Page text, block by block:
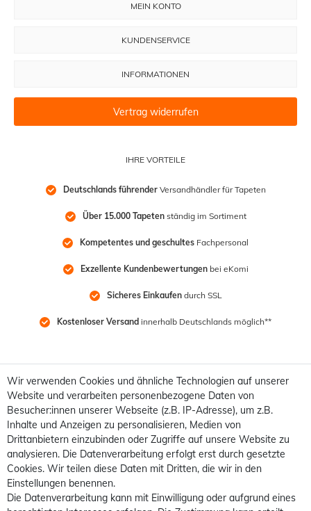
IHRE VORTEILE
Deutschlands führender Versandhändler für Tapeten
Über 15.000 Tapeten ständig im Sortiment
Kompetentes und geschultes Fachpersonal
Exzellente Kundenbewertungen bei eKomi
Sicheres Einkaufen durch SSL
Kostenloser Versand innerhalb Deutschlands möglich**
MEIN KONTO
KUNDENSERVICE
INFORMATIONEN
Vertrag widerrufen
Wir verwenden Cookies und ähnliche Technologien auf unserer
Website und verarbeiten personenbezogene Daten von
Besucher:innen unserer Webseite (z.B. IP-Adresse), um z.B.
Inhalte und Anzeigen zu personalisieren, Medien von
Drittanbietern einzubinden oder Zugriffe auf unsere Website zu
analysieren. Die Datenverarbeitung erfolgt erst durch gesetzte
Cookies. Wir teilen diese Daten mit Dritten, die wir in den
Einstellungen benennen.
Die Datenverarbeitung kann mit Einwilligung oder aufgrund eines